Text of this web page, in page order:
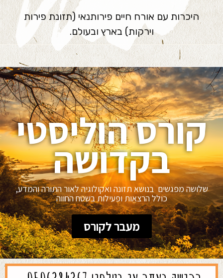
היכרות עם אורח חיים פירותנאי (תזונת פירות
וירקות) בארץ ובעולם.
קורס הוליסטי
בקדושה
שלושה מפגשים בנושא תזונה ואקולוגיה לאור התורה והמדע,
כולל הרצאות ופעילות בשטח החווה
מעבר לקורס